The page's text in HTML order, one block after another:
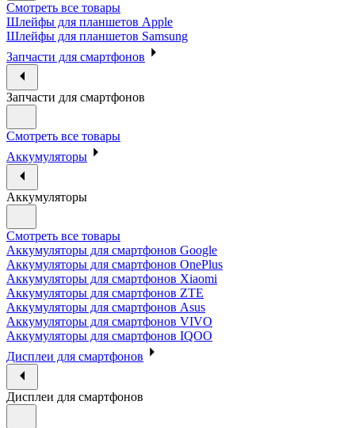
Смотреть все товары
Шлейфы для планшетов Apple
Шлейфы для планшетов Samsung
Запчасти для смартфонов
Запчасти для смартфонов
Смотреть все товары
Аккумуляторы
Аккумуляторы
Смотреть все товары
Аккумуляторы для смартфонов Google
Аккумуляторы для смартфонов OnePlus
Аккумуляторы для смартфонов Xiaomi
Аккумуляторы для смартфонов ZTE
Аккумуляторы для cмартфонов Asus
Аккумуляторы для смартфонов VIVO
Аккумуляторы для смартфонов IQOO
Дисплеи для смартфонов
Дисплеи для смартфонов